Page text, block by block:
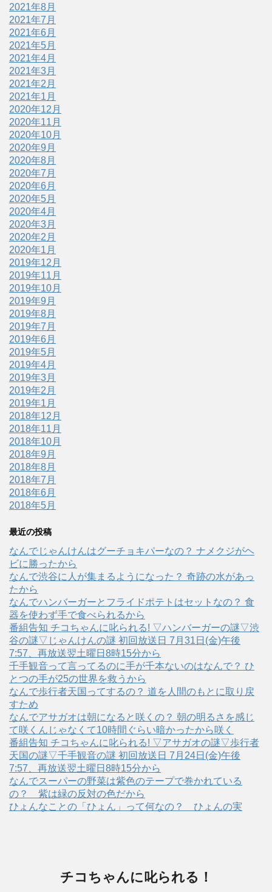
2021年8月
2021年7月
2021年6月
2021年5月
2021年4月
2021年3月
2021年2月
2021年1月
2020年12月
2020年11月
2020年10月
2020年9月
2020年8月
2020年7月
2020年6月
2020年5月
2020年4月
2020年3月
2020年2月
2020年1月
2019年12月
2019年11月
2019年10月
2019年9月
2019年8月
2019年7月
2019年6月
2019年5月
2019年4月
2019年3月
2019年2月
2019年1月
2018年12月
2018年11月
2018年10月
2018年9月
2018年8月
2018年7月
2018年6月
2018年5月
最近の投稿
なんでじゃんけんはグーチョキパーなの？ ナメクジがヘ
ビに勝ったから
なんで渋谷に人が集まるようになった？ 奇跡の水があっ
たから
なんでハンバーガーとフライドポテトはセットなの？ 食
器を使わず手で食べられるから
番組告知 チコちゃんに叱られる! ▽ハンバーガーの謎▽渋
谷の謎▽じゃんけんの謎 初回放送日 7月31日(金)午後
7:57、再放送翌土曜日8時15分から
千手観音って言ってるのに手が千本ないのはなんで？ ひ
とつの手が25の世界を救うから
なんで歩行者天国ってするの？ 道を人間のもとに取り戻
すため
なんでアサガオは朝になると咲くの？ 朝の明るさを感じ
て咲くんじゃなくて10時間ぐらい暗かったから咲く
番組告知 チコちゃんに叱られる! ▽アサガオの謎▽歩行者
天国の謎▽千手観音の謎 初回放送日 7月24日(金)午後
7:57、再放送翌土曜日8時15分から
なんでスーパーの野菜は紫色のテープで巻かれている
の？ 紫は緑の反対の色だから
ひょんなことの「ひょん」って何なの？ ひょんの実
チコちゃんに叱られる！